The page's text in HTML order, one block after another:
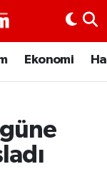
Ekonomi